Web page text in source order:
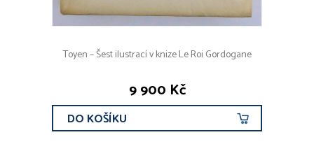
Toyen – Šest ilustrací v knize Le Roi Gordogane
9 900 Kč
DO KOŠÍKU